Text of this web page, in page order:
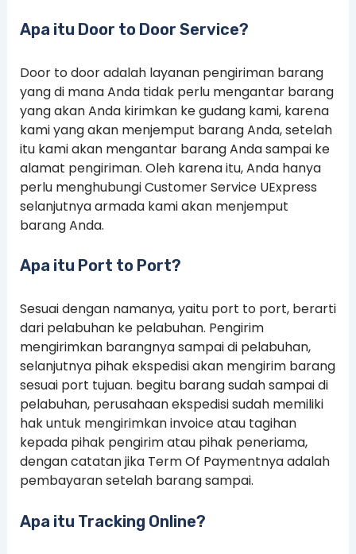
Apa itu Door to Door Service?
Door to door adalah layanan pengiriman barang
yang di mana Anda tidak perlu mengantar barang
yang akan Anda kirimkan ke gudang kami, karena
kami yang akan menjemput barang Anda, setelah
itu kami akan mengantar barang Anda sampai ke
alamat pengiriman. Oleh karena itu, Anda hanya
perlu menghubungi Customer Service UExpress
selanjutnya armada kami akan menjemput
barang Anda.
Apa itu Port to Port?
Sesuai dengan namanya, yaitu port to port, berarti
dari pelabuhan ke pelabuhan. Pengirim
mengirimkan barangnya sampai di pelabuhan,
selanjutnya pihak ekspedisi akan mengirim barang
sesuai port tujuan. begitu barang sudah sampai di
pelabuhan, perusahaan ekspedisi sudah memiliki
hak untuk mengirimkan invoice atau tagihan
kepada pihak pengirim atau pihak peneriama,
dengan catatan jika Term Of Paymentnya adalah
pembayaran setelah barang sampai.
Apa itu Tracking Online?